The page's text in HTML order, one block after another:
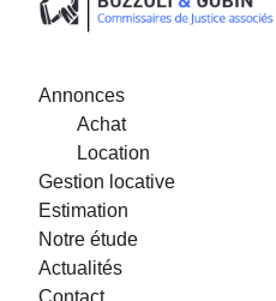
Annonces
Achat
Location
Gestion locative
Estimation
Notre étude
Actualités
Contact